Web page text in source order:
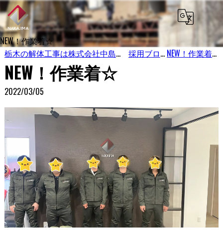
NEW！作業着☆
栃木の解体工事は株式会社中島興業
採用ブログ NEW！作業着☆
NEW！作業着☆
2022/03/05